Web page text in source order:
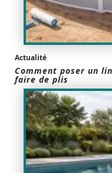
Actualité
Comment poser un
faire de plis